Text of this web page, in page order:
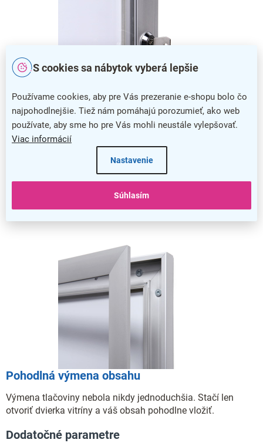
S cookies sa nábytok vyberá lepšie
Používame cookies, aby pre Vás prezeranie e-shopu bolo čo
najpohodlnejšie. Tiež nám pomáhajú porozumieť, ako web
používate, aby sme ho pre Vás mohli neustále vylepšovať.
Viac informácií
Nastavenie
Súhlasím
Zabezpečenie vitríny
takže sa nemusíte obávať otvorenia či zneužitia
Pohodlná výmena obsahu
Výmena tlačoviny nebola nikdy jednoduchšia. Stačí len
otvoriť dvierka vitríny a váš obsah pohodlne vložiť.
Dodatočné parametre